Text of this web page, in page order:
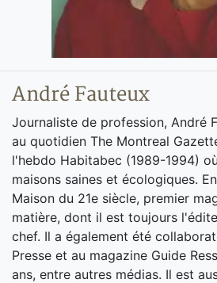
André Fauteux
Journaliste de profession, André
au quotidien The Montreal
l'hebdo Habitabec (1989-1994)
maisons saines et écologiques.
Maison du 21e siècle, premier
matière, dont il est toujours
chef. Il a également été
Presse et au magazine Guide
ans, entre autres médias. Il est